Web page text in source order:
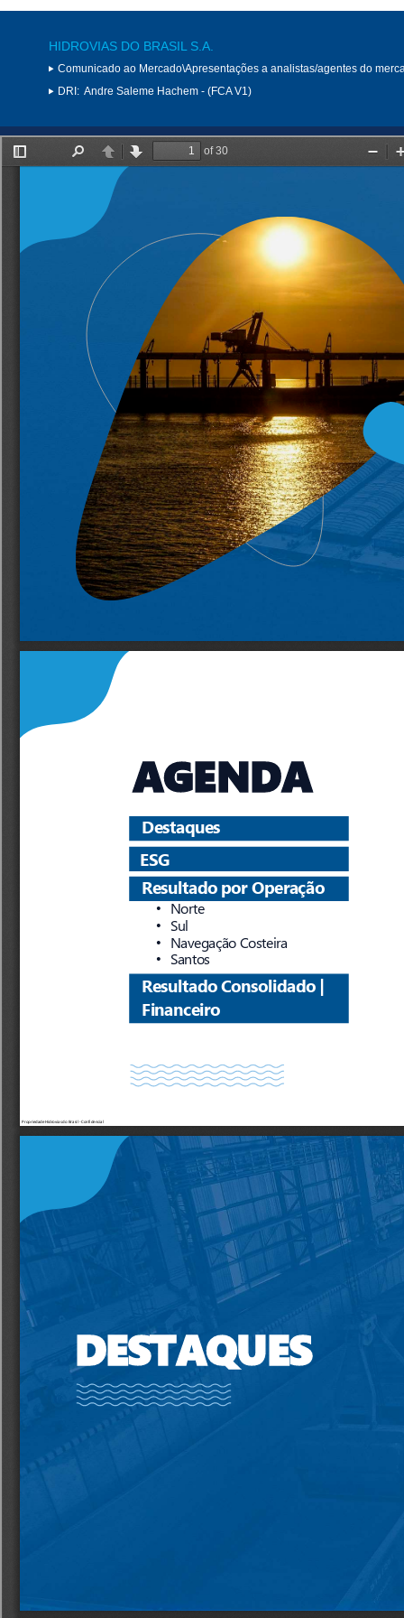
HIDROVIAS DO BRASIL S.A.
Comunicado ao Mercado\Apresentações a analistas/agentes do
DRI: Andre Saleme Hachem - (FCA V1)